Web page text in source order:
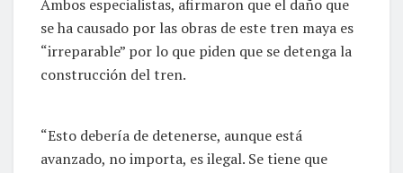
Ambos especialistas, afirmaron que el daño que
se ha causado por las obras de este tren maya es
“irreparable” por lo que piden que se detenga la
construcción del tren.
“Esto debería de detenerse, aunque está
avanzado, no importa, es ilegal. Se tiene que